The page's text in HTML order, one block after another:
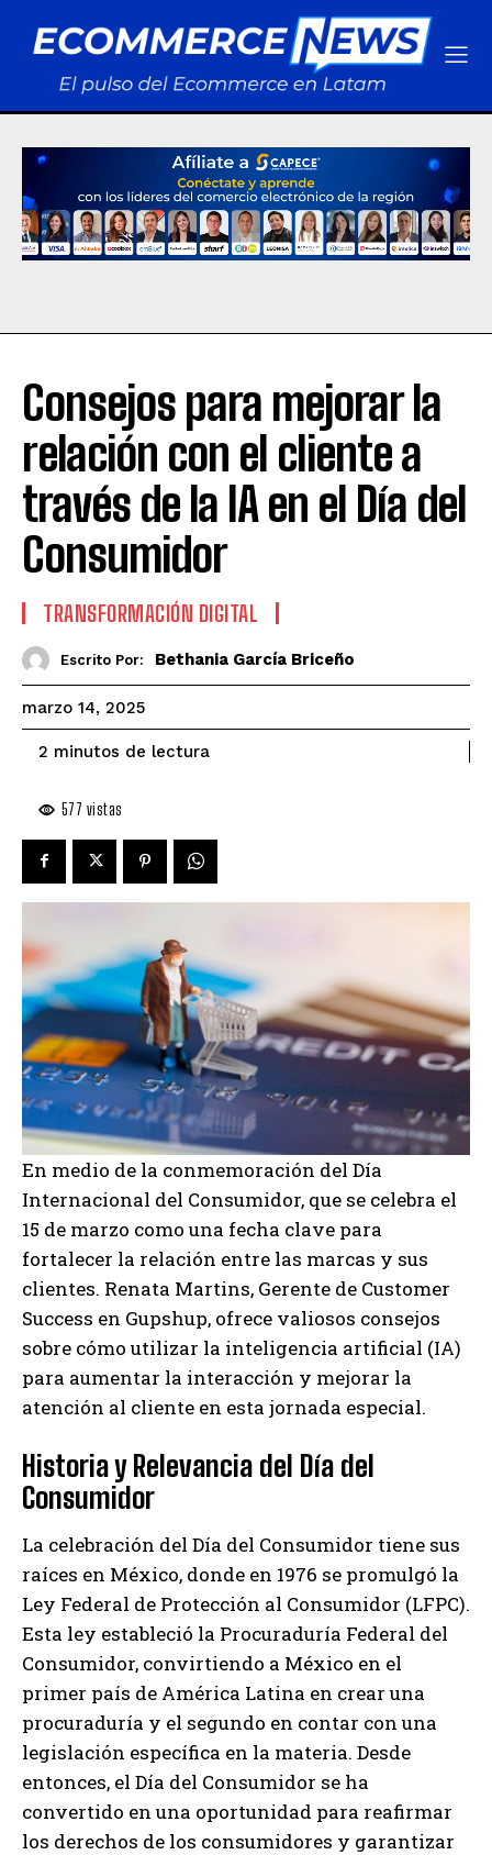
Consejos para mejorar la
relación con el cliente a
través de la IA en el Día del
Consumidor
TRANSFORMACIÓN DIGITAL
Escrito Por: Bethania García Briceño
marzo 14, 2025
2 minutos de lectura
577 vistas
En medio de la conmemoración del Día
Internacional del Consumidor, que se celebra el
15 de marzo como una fecha clave para
fortalecer la relación entre las marcas y sus
clientes. Renata Martins, Gerente de Customer
Success en Gupshup, ofrece valiosos consejos
sobre cómo utilizar la inteligencia artificial (IA)
para aumentar la interacción y mejorar la
atención al cliente en esta jornada especial.
Historia y Relevancia del Día del
Consumidor
La celebración del Día del Consumidor tiene sus
raíces en México, donde en 1976 se promulgó la
Ley Federal de Protección al Consumidor (LFPC).
Esta ley estableció la Procuraduría Federal del
Consumidor, convirtiendo a México en el
primer país de América Latina en crear una
procuraduría y el segundo en contar con una
legislación específica en la materia. Desde
entonces, el Día del Consumidor se ha
convertido en una oportunidad para reafirmar
los derechos de los consumidores y garantizar